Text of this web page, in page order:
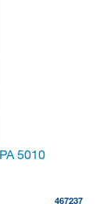
5010
467237